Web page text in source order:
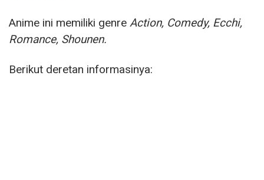
Anime ini memiliki genre Action, Comedy, Ecchi,
Romance, Shounen.
Berikut deretan informasinya: